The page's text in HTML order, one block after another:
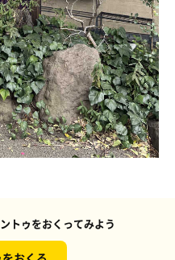
トゥをおくってみよう